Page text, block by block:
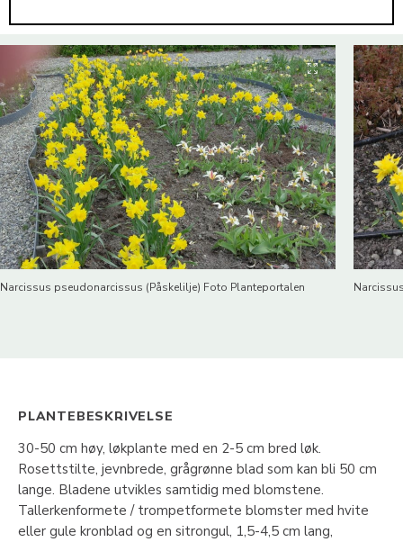
Narcissus pseudonarcissus (Påskelilje) Foto Planteportalen
PLANTEBESKRIVELSE
30-50 cm høy, løkplante med en 2-5 cm bred løk.
Rosettstilte, jevnbrede, grågrønne blad som kan bli 50 cm
lange. Bladene utvikles samtidig med blomstene.
Tallerkenformete / trompetformete blomster med hvite
eller gule kronblad og en sitrongul, 1,5-4,5 cm lang,